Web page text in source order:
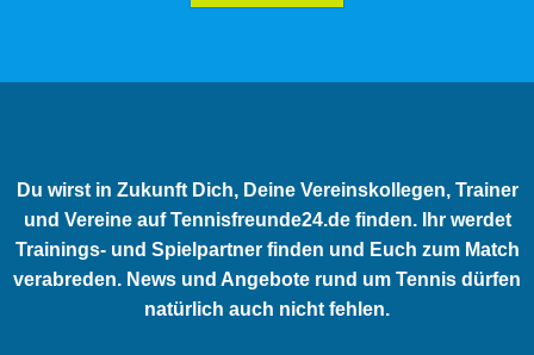
Du wirst in Zukunft Dich, Deine Vereinskollegen, Trainer
und Vereine auf Tennisfreunde24.de finden. Ihr werdet
Trainings- und Spielpartner finden und Euch zum Match
verabreden. News und Angebote rund um Tennis dürfen
natürlich auch nicht fehlen.